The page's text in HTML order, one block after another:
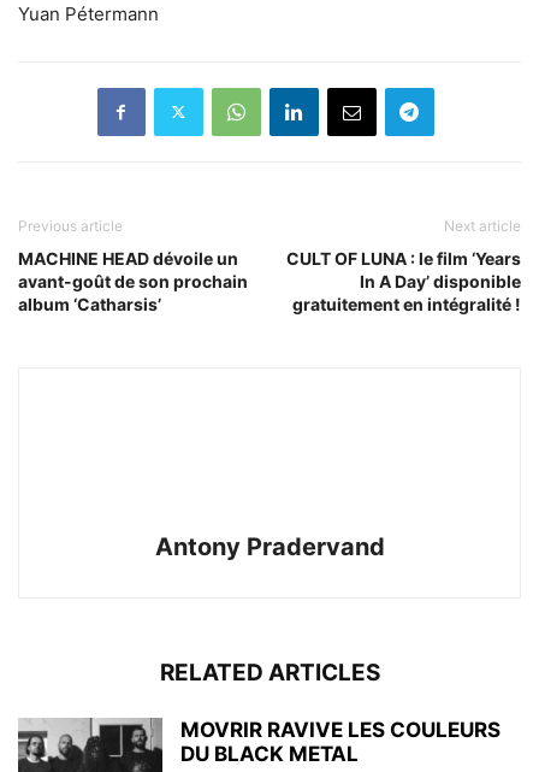
Yuan Pétermann
Previous article
MACHINE HEAD dévoile un
avant-goût de son prochain
album ‘Catharsis’
Next article
CULT OF LUNA : le film ‘Years
In A Day’ disponible
gratuitement en intégralité !
Antony Pradervand
RELATED ARTICLES
MOVRIR RAVIVE LES COULEURS
DU BLACK METAL